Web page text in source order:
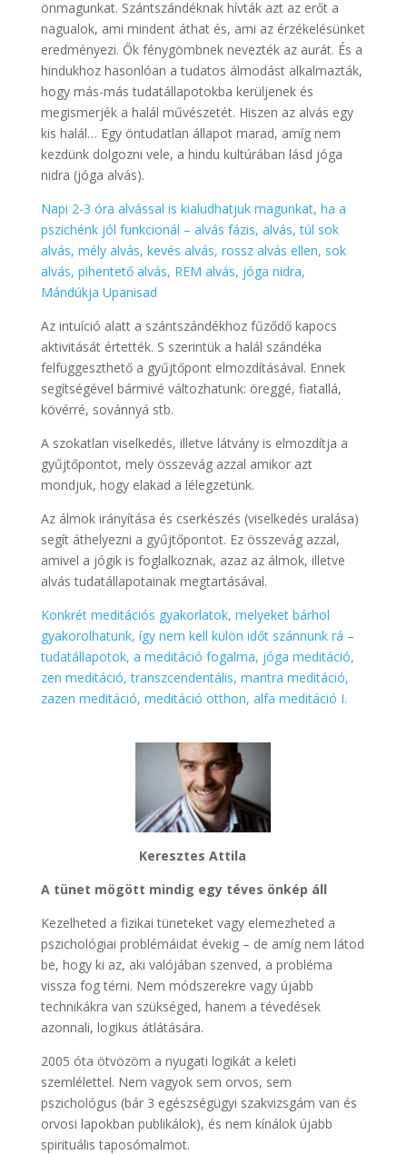
önmagunkat. Szántszándéknak hívták azt az erőt a
nagualok, ami mindent áthat és, ami az érzékelésünket
eredményezi. Ők fénygömbnek nevezték az aurát. És a
hindukhoz hasonlóan a tudatos álmodást alkalmazták,
hogy más-más tudatállapotokba kerüljenek és
megismerjék a halál művészetét. Hiszen az alvás egy
kis halál… Egy öntudatlan állapot marad, amíg nem
kezdünk dolgozni vele, a hindu kultúrában lásd jóga
nidra (jóga alvás).
Napi 2-3 óra alvással is kialudhatjuk magunkat, ha a
pszichénk jól funkcionál – alvás fázis, alvás, túl sok
alvás, mély alvás, kevés alvás, rossz alvás ellen, sok
alvás, pihentető alvás, REM alvás, jóga nidra,
Mándúkja Upanisad
Az intuíció alatt a szántszándékhoz fűződő kapocs
aktivitását értették. S szerintük a halál szándéka
felfüggeszthető a gyűjtőpont elmozdításával. Ennek
segítségével bármivé változhatunk: öreggé, fiatallá,
kövérré, sovánnyá stb.
A szokatlan viselkedés, illetve látvány is elmozdítja a
gyűjtőpontot, mely összevág azzal amikor azt
mondjuk, hogy elakad a lélegzetünk.
Az álmok irányítása és cserkészés (viselkedés uralása)
segít áthelyezni a gyűjtőpontot. Ez összevág azzal,
amivel a jógik is foglalkoznak, azaz az álmok, illetve
alvás tudatállapotainak megtartásával.
Konkrét meditációs gyakorlatok, melyeket bárhol
gyakorolhatunk, így nem kell külön időt szánnunk rá –
tudatállapotok, a meditáció fogalma, jóga meditáció,
zen meditáció, transzcendentális, mantra meditáció,
zazen meditáció, meditáció otthon, alfa meditáció I.
Keresztes Attila
A tünet mögött mindig egy téves önkép áll
Kezelheted a fizikai tüneteket vagy elemezheted a
pszichológiai problémáidat évekig – de amíg nem látod
be, hogy ki az, aki valójában szenved, a probléma
vissza fog térni. Nem módszerekre vagy újabb
technikákra van szükséged, hanem a tévedések
azonnali, logikus átlátására.
2005 óta ötvözöm a nyugati logikát a keleti
szemlélettel. Nem vagyok sem orvos, sem
pszichológus (bár 3 egészségügyi szakvizsgám van és
orvosi lapokban publikálok), és nem kínálok újabb
spirituális taposómalmot.